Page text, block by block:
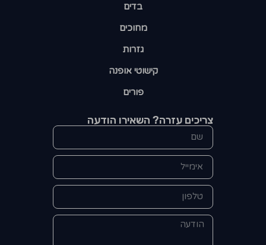
בדים
מחוכים
גזרות
קישוטי אופנה
פורים
צריכים עזרה? השאירו הודעה